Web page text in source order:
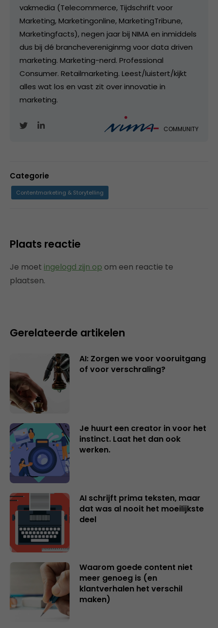
vakmedia (Telecommerce, Tijdschrift voor
Marketing, Marketingonline, MarketingTribune,
Marketingfacts), negen jaar bij NIMA en inmiddels
dus bij dé branchevereniginmg voor data driven
marketing. Marketing-nerd. Professional
Consumer. Retailmarketing. Leest/luistert/kijkt
alles wat los en vast zit over innovatie in
marketing.
COMMUNITY
Categorie
Contentmarketing & Storytelling
Plaats reactie
Je moet ingelogd zijn op om een reactie te
plaatsen.
Gerelateerde artikelen
AI: Zorgen we voor vooruitgang
of voor verschraling?
Je huurt een creator in voor het
instinct. Laat het dan ook
werken.
AI schrijft prima teksten, maar
dat was al nooit het moeilijkste
deel
Waarom goede content niet
meer genoeg is (en
klantverhalen het verschil
maken)